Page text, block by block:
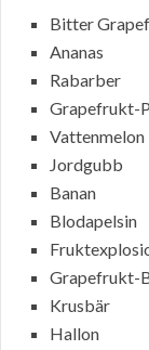
Bitter
Ananas
Rabarber
Grapefrukt-
Vattenmelon
Jordgubb
Banan
Blodapelsin
Grapefrukt-
Krusbär
Hallon